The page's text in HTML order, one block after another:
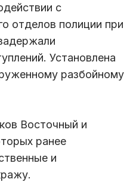
с
отделов полиции при
Установлена
разбойному
Восточный и
ранее
и